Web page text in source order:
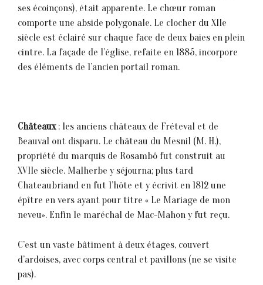
ses écoinçons), était apparente. Le chœur roman
comporte une abside polygonale. Le clocher du XIIe
siècle est éclairé sur chaque face de deux baies en plein
cintre. La façade de l’église, refaite en 1885, incorpore
des éléments de 1’ancien portail roman.
Châteaux: les anciens châteaux de Fréteval et de
Beauval ont disparu. Le château du Mesnil (M. H.),
propriété du marquis de Rosambô fut construit au
XVIIe siècle. Malherbe y séjourna; plus tard
Chateaubriand en fut 1’hôte et y écrivit en 1812 une
épître en vers ayant pour titre « Le Mariage de mon
neveu». Enfin 1e maréchal de Mac-Mahon y fut reçu.
C’est un vaste bâtiment à deux étages, couvert
d’ardoises, avec corps central et pavillons (ne se visite
pas).